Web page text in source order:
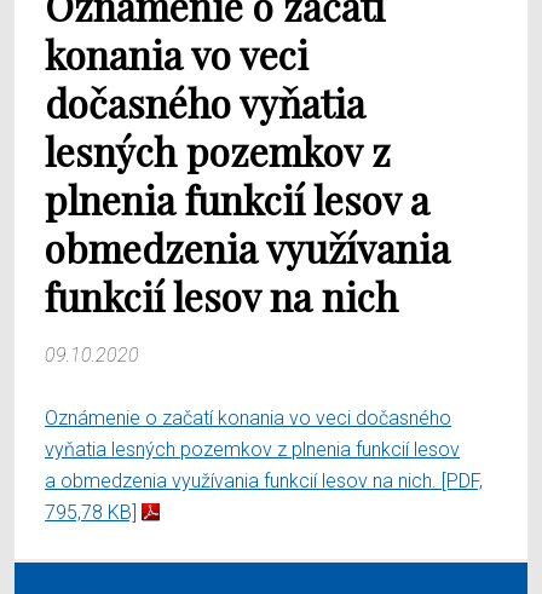
konania vo veci
dočasného vyňatia
lesných pozemkov z
plnenia funkcií lesov a
obmedzenia využívania
funkcií lesov na nich
09.10.2020
Oznámenie o začatí konania vo veci dočasného
vyňatia lesných pozemkov z plnenia funkcií lesov
a obmedzenia využívania funkcií lesov na nich. [PDF,
795,78 KB]